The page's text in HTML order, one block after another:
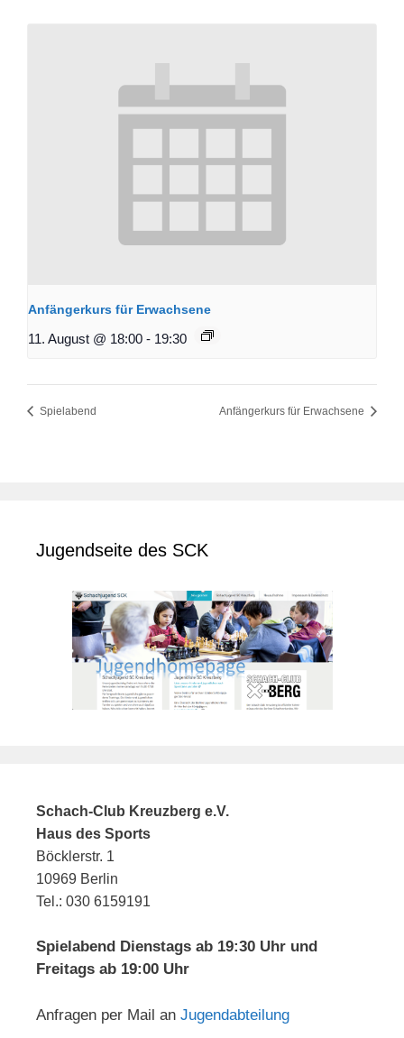
Anfängerkurs für Erwachsene
11. August @ 18:00 - 19:30
Spielabend Anfängerkurs für Erwachsene
Jugendseite des SCK
Schach-Club Kreuzberg e.V.
Haus des Sports
Böcklerstr. 1
10969 Berlin
Tel.: 030 6159191
Spielabend Dienstags ab 19:30 Uhr und
Freitags ab 19:00 Uhr
Anfragen per Mail an Jugendabteilung